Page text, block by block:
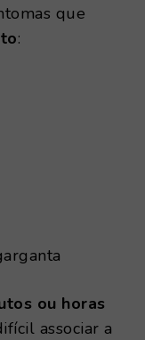
que
:
ou horas
associar a